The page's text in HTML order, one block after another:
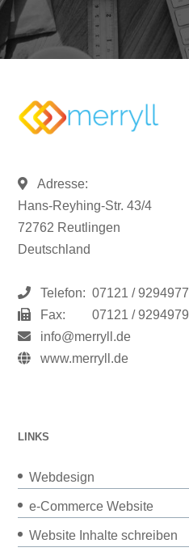
Adresse:
Hans-Reyhing-Str. 43/4
72762 Reutlingen
Deutschland
Telefon: 07121 / 9294977
Fax:
07121 / 9294979
info@merryll.de
www.merryll.de
LINKS
Webdesign
e-Commerce Website
Website Inhalte schreiben